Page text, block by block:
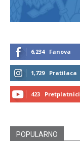
6,234 Fanova
1,729 Pratilaca
423 Pretplatnici
POPULARNO